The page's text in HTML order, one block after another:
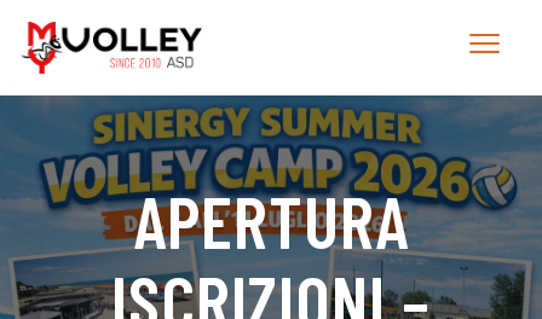
APERTURA
ISCRIZIONI –